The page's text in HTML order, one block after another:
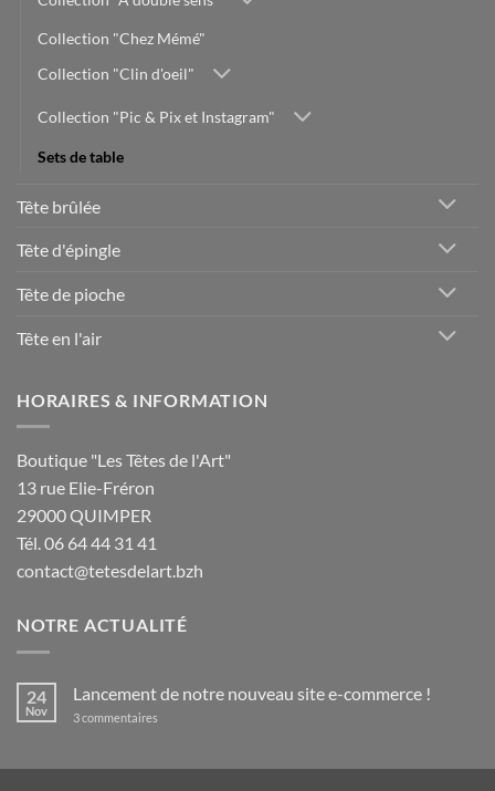
Collection "Chez Mémé"
Collection "Clin d'oeil"
Collection "Pic & Pix et Instagram"
Sets de table
Tête brûlée
Tête d'épingle
Tête de pioche
Tête en l'air
HORAIRES & INFORMATION
Boutique "Les Têtes de l'Art"
13 rue Elie-Fréron
29000 QUIMPER
Tél. 06 64 44 31 41
contact@tetesdelart.bzh
NOTRE ACTUALITÉ
24
Nov
Lancement de notre nouveau site e-commerce !
3 commentaires
nouveau